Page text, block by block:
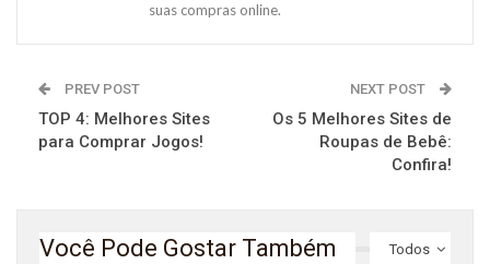
suas compras online.
PREV POST
TOP 4: Melhores Sites
para Comprar Jogos!
NEXT POST
Os 5 Melhores Sites de
Roupas de Bebê:
Confira!
Todos
Você Pode Gostar Também